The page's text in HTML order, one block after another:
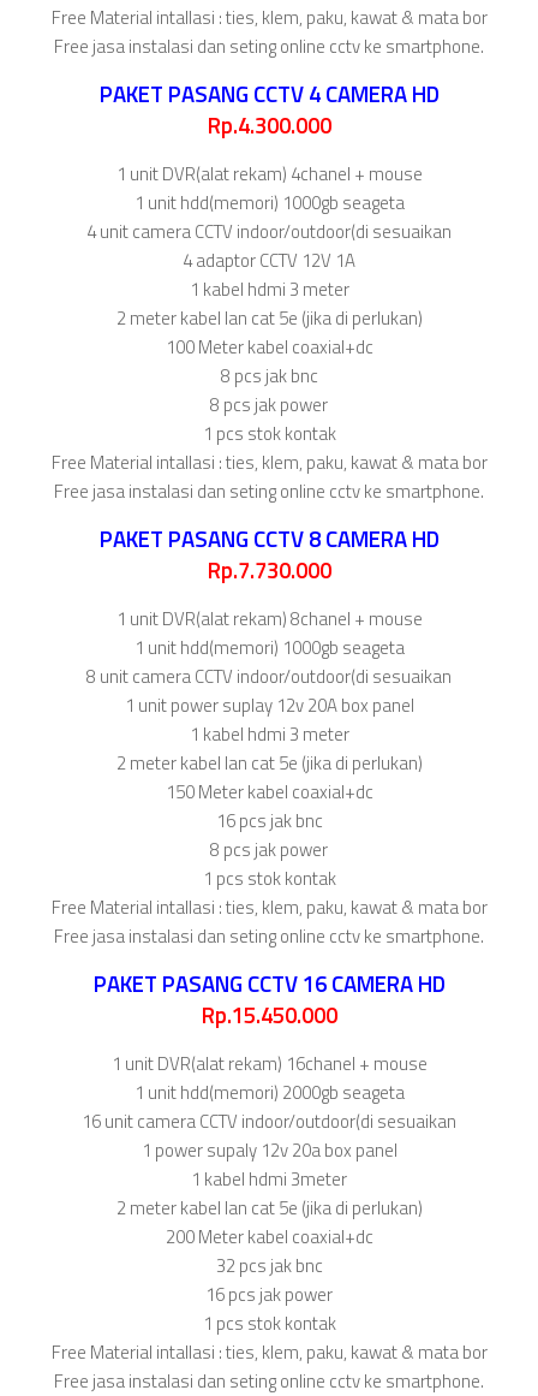
Free Material intallasi : ties, klem, paku, kawat & mata bor
Free jasa instalasi dan seting online cctv ke smartphone.
PAKET PASANG CCTV 4 CAMERA HD
Rp.4.300.000
1 unit DVR(alat rekam) 4chanel + mouse
1 unit hdd(memori) 1000gb seageta
4 unit camera CCTV indoor/outdoor(di sesuaikan
4 adaptor CCTV 12V 1A
1 kabel hdmi 3 meter
2 meter kabel lan cat 5e (jika di perlukan)
100 Meter kabel coaxial+dc
8 pcs jak bnc
8 pcs jak power
1 pcs stok kontak
Free Material intallasi : ties, klem, paku, kawat & mata bor
Free jasa instalasi dan seting online cctv ke smartphone.
PAKET PASANG CCTV 8 CAMERA HD
Rp.7.730.000
1 unit DVR(alat rekam) 8chanel + mouse
1 unit hdd(memori) 1000gb seageta
8 unit camera CCTV indoor/outdoor(di sesuaikan
1 unit power suplay 12v 20A box panel
1 kabel hdmi 3 meter
2 meter kabel lan cat 5e (jika di perlukan)
150 Meter kabel coaxial+dc
16 pcs jak bnc
8 pcs jak power
1 pcs stok kontak
Free Material intallasi : ties, klem, paku, kawat & mata bor
Free jasa instalasi dan seting online cctv ke smartphone.
PAKET PASANG CCTV 16 CAMERA HD
Rp.15.450.000
1 unit DVR(alat rekam) 16chanel + mouse
1 unit hdd(memori) 2000gb seageta
16 unit camera CCTV indoor/outdoor(di sesuaikan
1 power supaly 12v 20a box panel
1 kabel hdmi 3meter
2 meter kabel lan cat 5e (jika di perlukan)
200 Meter kabel coaxial+dc
32 pcs jak bnc
16 pcs jak power
1 pcs stok kontak
Free Material intallasi : ties, klem, paku, kawat & mata bor
Free jasa instalasi dan seting online cctv ke smartphone.